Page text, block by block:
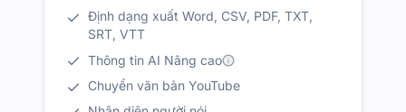
Định dạng xuất Word, CSV, PDF, TXT,
SRT, VTT
Thông tin AI Nâng cao
Chuyển văn bản YouTube